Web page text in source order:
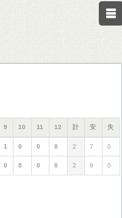
9 10 11 12 計 安 失
1 0 0 0 2 7 0
0 0 0 0 2 8 0